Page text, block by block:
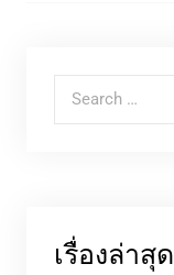
Search for:
เรื่องล่าสุด